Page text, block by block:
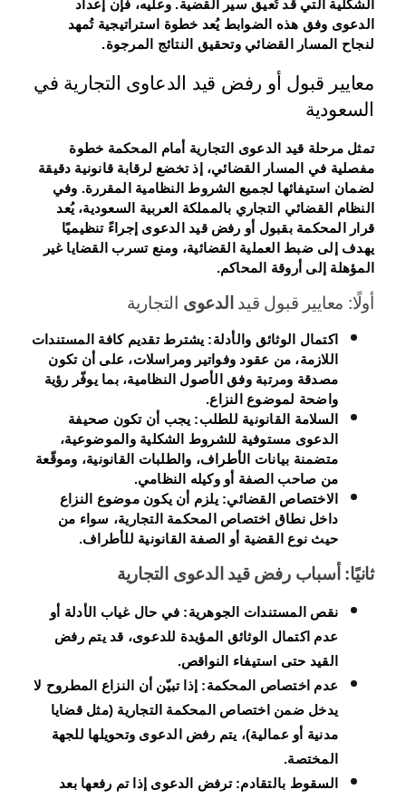
الشكلية التي قد تُعيق سير القضية. وعليه، فإن إعداد
الدعوى وفق هذه الضوابط يُعد خطوة استراتيجية تُمهد
لنجاح المسار القضائي وتحقيق النتائج المرجوة.
معايير قبول أو رفض قيد الدعاوى التجارية في
السعودية
تمثل مرحلة قيد الدعوى التجارية أمام المحكمة خطوة
مفصلية في المسار القضائي، إذ تخضع لرقابة قانونية دقيقة
لضمان استيفائها لجميع الشروط النظامية المقررة. وفي
النظام القضائي التجاري بالمملكة العربية السعودية، يُعد
قرار المحكمة بقبول أو رفض قيد الدعوى إجراءً تنظيميًا
يهدف إلى ضبط العملية القضائية، ومنع تسرب القضايا غير
المؤهلة إلى أروقة المحاكم.
أولًا: معايير قبول قيد الدعوى التجارية
اكتمال الوثائق والأدلة: يشترط تقديم كافة المستندات
اللازمة، من عقود وفواتير ومراسلات، على أن تكون
مصدقة ومرتبة وفق الأصول النظامية، بما يوفّر رؤية
واضحة لموضوع النزاع.
السلامة القانونية للطلب: يجب أن تكون صحيفة
الدعوى مستوفية للشروط الشكلية والموضوعية،
متضمنة بيانات الأطراف، والطلبات القانونية، وموقّعة
من صاحب الصفة أو وكيله النظامي.
الاختصاص القضائي: يلزم أن يكون موضوع النزاع
داخل نطاق اختصاص المحكمة التجارية، سواء من
حيث نوع القضية أو الصفة القانونية للأطراف.
ثانيًا: أسباب رفض قيد الدعوى التجارية
نقص المستندات الجوهرية: في حال غياب الأدلة أو
عدم اكتمال الوثائق المؤيدة للدعوى، قد يتم رفض
القيد حتى استيفاء النواقص.
عدم اختصاص المحكمة: إذا تبيّن أن النزاع المطروح لا
يدخل ضمن اختصاص المحكمة التجارية (مثل قضايا
مدنية أو عمالية)، يتم رفض الدعوى وتحويلها للجهة
المختصة.
السقوط بالتقادم: ترفض الدعوى إذا تم رفعها بعد